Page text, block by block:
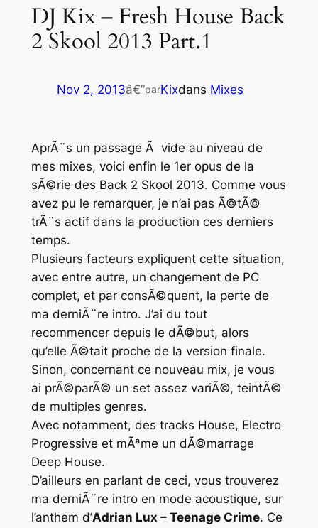
DJ Kix – Fresh House Back
2 Skool 2013 Part.1
Nov 2, 2013â€”parKixdans Mixes
AprÃ¨s un passage Ã vide au niveau de
mes mixes, voici enfin le 1er opus de la
sÃ©rie des Back 2 Skool 2013. Comme vous
avez pu le remarquer, je n’ai pas Ã©tÃ©
trÃ¨s actif dans la production ces derniers
temps.
Plusieurs facteurs expliquent cette situation,
avec entre autre, un changement de PC
complet, et par consÃ©quent, la perte de
ma derniÃ¨re intro. J’ai du tout
recommencer depuis le dÃ©but, alors
qu’elle Ã©tait proche de la version finale.
Sinon, concernant ce nouveau mix, je vous
ai prÃ©parÃ© un set assez variÃ©, teintÃ©
de multiples genres.
Avec notamment, des tracks House, Electro
Progressive et mÃªme un dÃ©marrage
Deep House.
D’ailleurs en parlant de ceci, vous trouverez
ma derniÃ¨re intro en mode acoustique, sur
l’anthem d’Adrian Lux – Teenage Crime. Ce